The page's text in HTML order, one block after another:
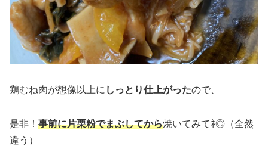
鶏むね肉が想像以上に しっとり仕上がったので、
是非！ 事前に片栗粉でまぶしてから焼いてみてﾈ◎（全然
違う）